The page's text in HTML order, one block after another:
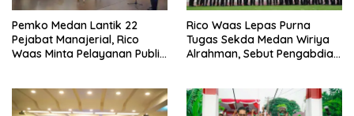
Pemko Medan Lantik 22
Pejabat Manajerial, Rico
Waas Minta Pelayanan Publik
Rico Waas Lepas Purna
Tugas Sekda Medan Wiriya
Alrahman, Sebut Pengabdian